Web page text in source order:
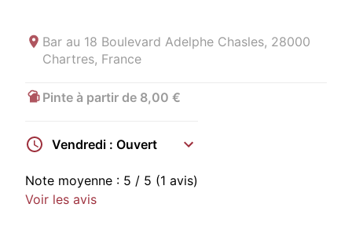
Bar au 18 Boulevard Adelphe Chasles, 28000
Chartres, France
Pinte à partir de 8,00 €
Vendredi : Ouvert
Note moyenne : 5 / 5 (1 avis)
Voir les avis